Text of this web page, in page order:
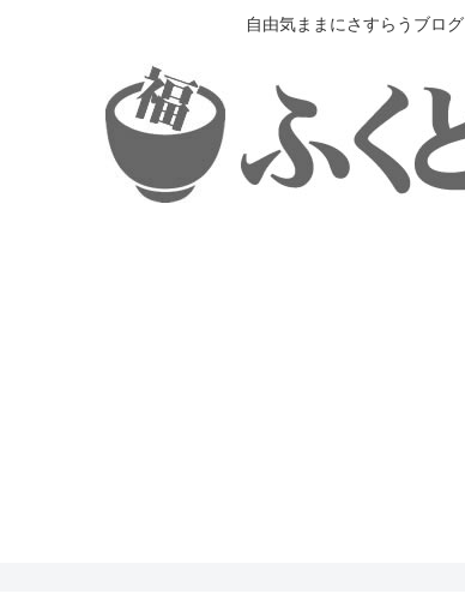
自由気ままにさすらうブログ